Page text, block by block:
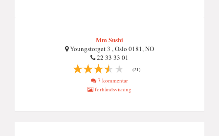
Mm Sushi
Youngstorget 3 , Oslo 0181, NO
22 33 33 01
(21)
7 kommentar
forhåndsvisning